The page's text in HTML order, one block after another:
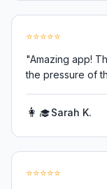
⭐⭐⭐⭐⭐
"Amazing app!
the pressure of
👩‍🎓Sarah K.
⭐⭐⭐⭐⭐